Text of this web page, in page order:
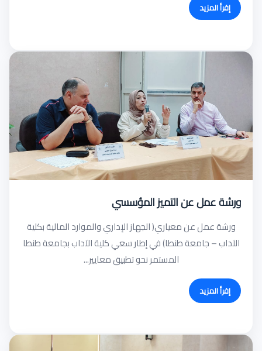
إقرأ المزيد
ورشة عمل عن التميز المؤسسي
ورشة عمل عن معياري( الجهاز الإداري والموارد المالية بكلية
الآداب – جامعة طنطا) في إطار سعي كلية الآداب بجامعة طنطا
المستمر نحو تطبيق معايير...
إقرأ المزيد